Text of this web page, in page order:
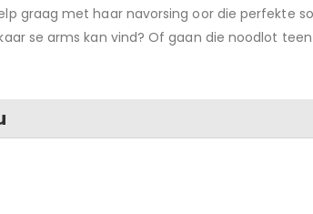
graag met haar navorsing oor die perfekte
se arms kan vind? Of gaan die noodlot